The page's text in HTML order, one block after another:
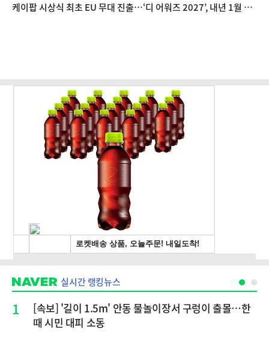
케이팝 시상식 최초 EU 무대 진출…‘디 어워즈 2027’, 내년 1월 프
실시간 랭킹뉴스
1
[속보] '길이 1.5m' 안동 물놀이장서 구렁이 출몰…한
때 시민 대피 소동